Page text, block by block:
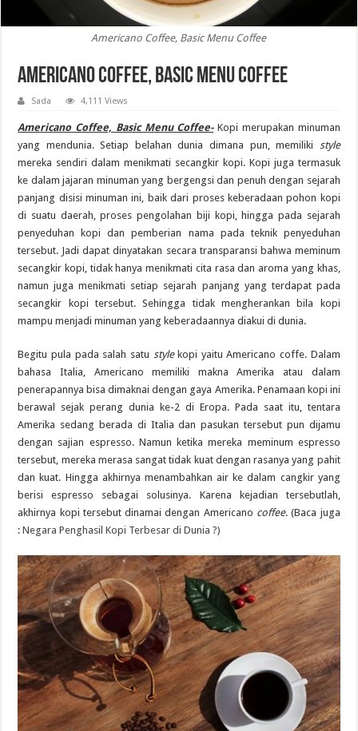
Americano Coffee, Basic Menu Coffee
Americano Coffee, Basic Menu Coffee
Sada 4,111 Views
Americano Coffee, Basic Menu Coffee-Kopi merupakan minuman
yang mendunia. Setiap belahan dunia dimana pun, memiliki
style
mereka sendiri dalam menikmati secangkir kopi. Kopi juga termasuk
ke dalam jajaran minuman yang bergengsi dan penuh dengan sejarah
panjang disisi minuman ini, baik dari proses keberadaan pohon kopi
di suatu daerah, proses pengolahan biji kopi, hingga pada sejarah
penyeduhan kopi dan pemberian nama pada teknik penyeduhan
tersebut. Jadi dapat dinyatakan secara transparansi bahwa meminum
secangkir kopi, tidak hanya menikmati cita rasa dan aroma yang khas,
namun juga menikmati setiap sejarah panjang yang terdapat pada
secangkir kopi tersebut. Sehingga tidak mengherankan bila kopi
mampu menjadi minuman yang keberadaannya diakui di dunia.
Begitu pula pada salah satu stylekopi yaitu Americano coffe. Dalam
bahasa Italia, Americano memiliki makna Amerika atau dalam
penerapannya bisa dimaknai dengan gaya Amerika. Penamaan kopi ini
berawal sejak perang dunia ke-2 di Eropa. Pada saat itu, tentara
Amerika sedang berada di Italia dan pasukan tersebut pun dijamu
dengan sajian espresso. Namun ketika mereka meminum espresso
tersebut, mereka merasa sangat tidak kuat dengan rasanya yang pahit
dan kuat. Hingga akhirnya menambahkan air ke dalam cangkir yang
berisi espresso sebagai solusinya. Karena kejadian tersebutlah,
akhirnya kopi tersebut dinamai dengan Americano coffee. (Baca juga
:Negara Penghasil Kopi Terbesar di Dunia ?)